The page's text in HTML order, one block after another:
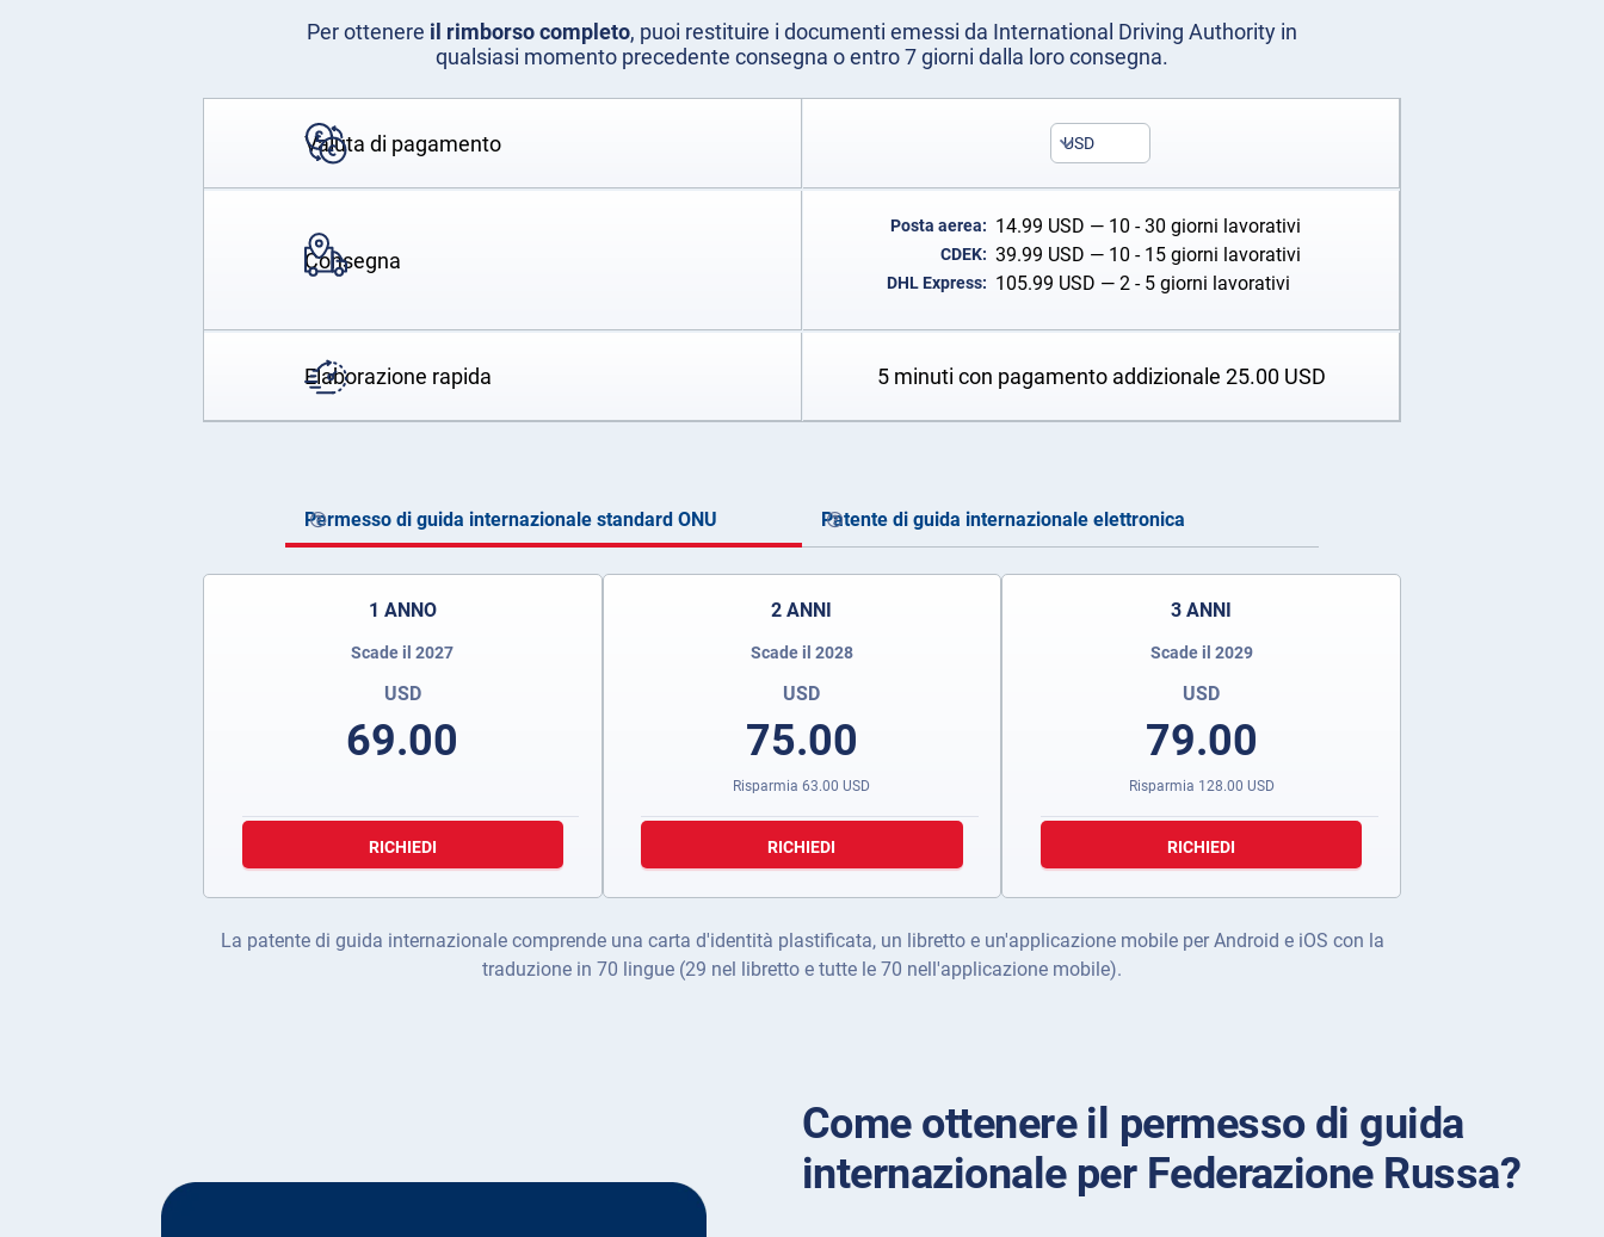
Per ottenere il rimborso completo, puoi restituire i documenti emessi da International Driving Authority in
qualsiasi momento precedente consegna o entro 7 giorni dalla loro consegna.
Valuta di pagamento USD
Consegna
Posta aerea: 14.99 USD — 10 - 30 giorni lavorativi
CDEK: 39.99 USD — 10 - 15 giorni lavorativi
DHL Express: 105.99 USD — 2 - 5 giorni lavorativi
Elaborazione rapida 5 minuti con pagamento addizionale25.00 USD
Permesso di guida internazionale standard ONU Patente di guida internazionale elettronica
1 ANNO
Scade il 2027
USD
69.00
RICHIEDI
2 ANNI
Scade il 2028
USD
75.00
Risparmia63.00 USD
RICHIEDI
3 ANNI
Scade il 2029
USD
79.00
Risparmia 128.00 USD
RICHIEDI
La patente di guida internazionale comprende una carta d'identità plastificata, un libretto e un'applicazione mobile per Android e iOS con la
traduzione in 70 lingue (29 nel libretto e tutte le 70 nell'applicazione mobile).
Come ottenere il permesso di guida
internazionale per Federazione Russa?